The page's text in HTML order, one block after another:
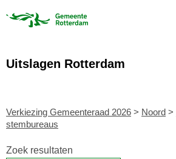
Uitslagen Rotterdam
Verkiezing Gemeenteraad 2026 > Noord >
stembureaus
Zoek resultaten